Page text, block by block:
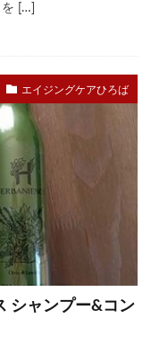
を […]
エイジングケアひろば
シャンプー&コン